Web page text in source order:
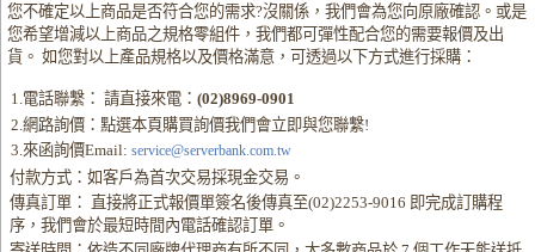
您不確定以上商品是否符合您的需求?沒關係，我們會為您向原廠確認。或是
您希望增減以上商品之規格零組件，我們都可彈性配合您的需要報價及出
貨。 如您對以上產品規格以及價格滿意，可透過以下方式進行採購：
1.電話聯繫： 請直接來電：(02)8969-0901
2.網路詢價：點選本頁購買詢價我們會立即與您聯繫!
3.來函詢價Email: service@serverbank.com.tw
付款方式：如客戶為首次交易採現金交易。
傳真訂單： 直接將正式報價單簽名後傳真至(02)2253-9016 即完成訂購程
序，我們會於最短時間內電話確認訂單。